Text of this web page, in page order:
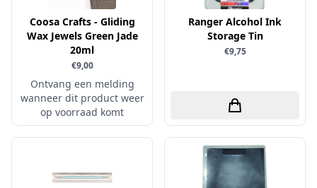
WeR Memory
Whimsy Stamps
Wild Rose Studio's
wow
Yvonne Creations
Coosa Crafts - Gliding
Wax Jewels Green Jade
20ml
€9,00
Ontvang een melding
wanneer dit product weer
op voorraad komt
Ranger Alcohol Ink
Storage Tin
€9,75